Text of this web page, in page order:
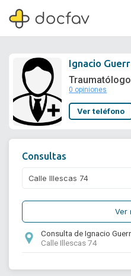
Ignacio
Traumatólogo
0 opiniones
Ver teléfono
Consultas
Ver
Consulta de Ignacio
Calle Illescas 74